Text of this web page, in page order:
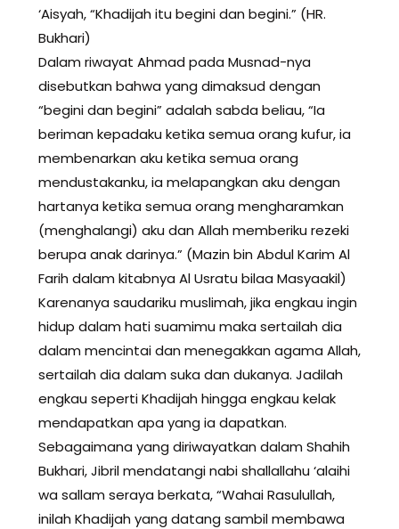
‘Aisyah, “Khadijah itu begini dan begini.” (HR.
Bukhari)
Dalam riwayat Ahmad pada Musnad-nya
disebutkan bahwa yang dimaksud dengan
“begini dan begini” adalah sabda beliau, “Ia
beriman kepadaku ketika semua orang kufur, ia
membenarkan aku ketika semua orang
mendustakanku, ia melapangkan aku dengan
hartanya ketika semua orang mengharamkan
(menghalangi) aku dan Allah memberiku rezeki
berupa anak darinya.” (Mazin bin Abdul Karim Al
Farih dalam kitabnya Al Usratu bilaa Masyaakil)
Karenanya saudariku muslimah, jika engkau ingin
hidup dalam hati suamimu maka sertailah dia
dalam mencintai dan menegakkan agama Allah,
sertailah dia dalam suka dan dukanya. Jadilah
engkau seperti Khadijah hingga engkau kelak
mendapatkan apa yang ia dapatkan.
Sebagaimana yang diriwayatkan dalam Shahih
Bukhari, Jibril mendatangi nabi shallallahu ‘alaihi
wa sallam seraya berkata, “Wahai Rasulullah,
inilah Khadijah yang datang sambil membawa